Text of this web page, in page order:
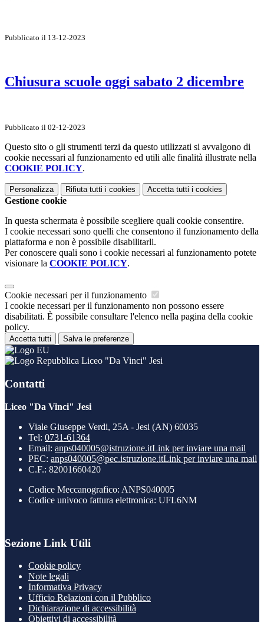
Pubblicato il 13-12-2023
Chiusura scuole oggi sabato 2 dicembre
Pubblicato il 02-12-2023
Questo sito o gli strumenti terzi da questo utilizzati si avvalgono di
cookie necessari al funzionamento ed utili alle finalità illustrate nella
COOKIE POLICY.
Personalizza Rifiuta tutti i cookies Accetta tutti i cookies
Gestione cookie
In questa schermata è possibile scegliere quali cookie consentire.
I cookie necessari sono quelli che consentono il funzionamento della
piattaforma e non è possibile disabilitarli.
Per conoscere quali sono i cookie necessari al funzionamento potete
visionare la COOKIE POLICY.
Cookie necessari per il funzionamento
I cookie necessari per il funzionamento non possono essere
disabilitati. È possibile consultare l'elenco nella pagina della cookie
policy.
Accetta tutti Salva le preferenze
Liceo "Da Vinci" Jesi
Contatti
Liceo "Da Vinci" Jesi
Viale Giuseppe Verdi, 25A - Jesi (AN) 60035
Tel: 0731-61364
Email: anps040005@istruzione.itLink per inviare una mail
PEC: anps040005@pec.istruzione.itLink per inviare una mail
C.F.: 82001660420
Codice Meccanografico: ANPS040005
Codice univoco fattura elettronica: UFL6NM
Sezione Link Utili
Cookie policy
Note legali
Informativa Privacy
Ufficio Relazioni con il Pubblico
Dichiarazione di accessibilità
Obiettivi di accessibilità